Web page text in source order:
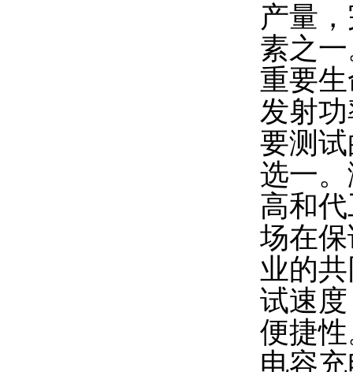
产量
素之
重要
发射
要测
选一
高和
场在
业的
试速
便捷
电容